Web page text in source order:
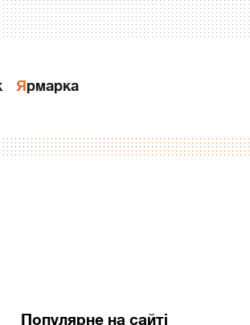
Ярмарка
Популярне на сайті